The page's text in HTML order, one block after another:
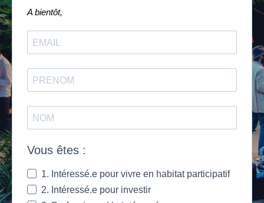
A bientôt,
Vous êtes :
1. Intéressé.e pour vivre en habitat participatif
2. Intéressé.e pour investir